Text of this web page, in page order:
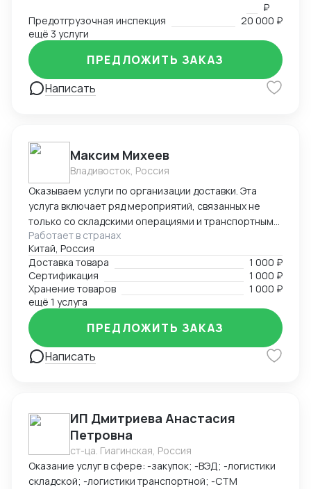
₽
Предотгрузочная инспекция
20 000 ₽
ещё 3 услуги
Написать
ПРЕДЛОЖИТЬ ЗАКАЗ
Максим Михеев
Владивосток, Россия
Оказываем услуги по организации доставки. Эта
услуга включает ряд мероприятий, связанных не
только со складскими операциями и транспортным
сопровождением. В нее также входит таможенное
оформление, помощь в заполнении необходимой
сопроводительной и разрешительной
документации.
Работает в странах
Китай, Россия
Доставка товара
1 000 ₽
Сертификация
1 000 ₽
Хранение товаров
1 000 ₽
ещё 1 услуга
Написать
ПРЕДЛОЖИТЬ ЗАКАЗ
ИП Дмитриева Анастасия
Петровна
ст-ца. Гиагинская, Россия
Оказание услуг в сфере: -закупок; -ВЭД; -логистики
складской; -логистики транспортной; -СТМ